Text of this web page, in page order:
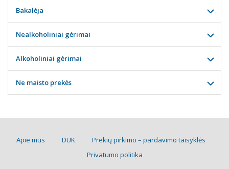
Bakalėja
Nealkoholiniai gėrimai
Alkoholiniai gėrimai
Ne maisto prekės
Apie mus DUK
Prekių pirkimo – pardavimo taisyklės
Privatumo politika